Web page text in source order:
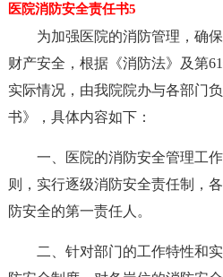
医院消防安全责任书5
为加强医院的消防管理，确
财产安全，根据《消防法》及第
实际情况，由我院院办与各部门
书》，具体内容如下：
一、医院的消防安全管理工
则，实行逐级消防安全责任制，
防安全的第一责任人。
二、针对部门的工作特性和